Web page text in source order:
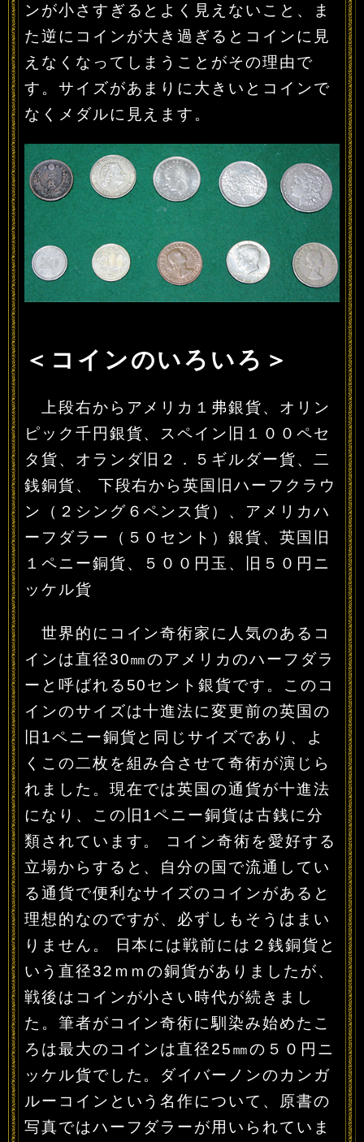
ンが小さすぎるとよく見えないこと、ま
た逆にコインが大き過ぎるとコインに見
えなくなってしまうことがその理由で
す。サイズがあまりに大きいとコインで
なくメダルに見えます。
＜コインのいろいろ＞
上段右からアメリカ１弗銀貨、オリン
ピック千円銀貨、スペイン旧１００ペセ
タ貨、オランダ旧２．５ギルダー貨、二
銭銅貨、 下段右から英国旧ハーフクラウ
ン（２シング６ペンス貨）、アメリカハ
ーフダラー（５０セント）銀貨、英国旧
１ペニー銅貨、５００円玉、旧５０円ニ
ッケル貨
世界的にコイン奇術家に人気のあるコ
インは直径30㎜のアメリカのハーフダラ
ーと呼ばれる50セント銀貨です。このコ
インのサイズは十進法に変更前の英国の
旧1ペニー銅貨と同じサイズであり、よ
くこの二枚を組み合させて奇術が演じら
れました。現在では英国の通貨が十進法
になり、この旧1ペニー銅貨は古銭に分
類されています。 コイン奇術を愛好する
立場からすると、自分の国で流通してい
る通貨で便利なサイズのコインがあると
理想的なのですが、必ずしもそうはまい
りません。 日本には戦前には２銭銅貨と
いう直径32ｍｍの銅貨がありましたが、
戦後はコインが小さい時代が続きまし
た。筆者がコイン奇術に馴染み始めたこ
ろは最大のコインは直径25㎜の５０円ニ
ッケル貨でした。ダイバーノンのカンガ
ルーコインという名作について、原書の
写真ではハーフダラーが用いられていま